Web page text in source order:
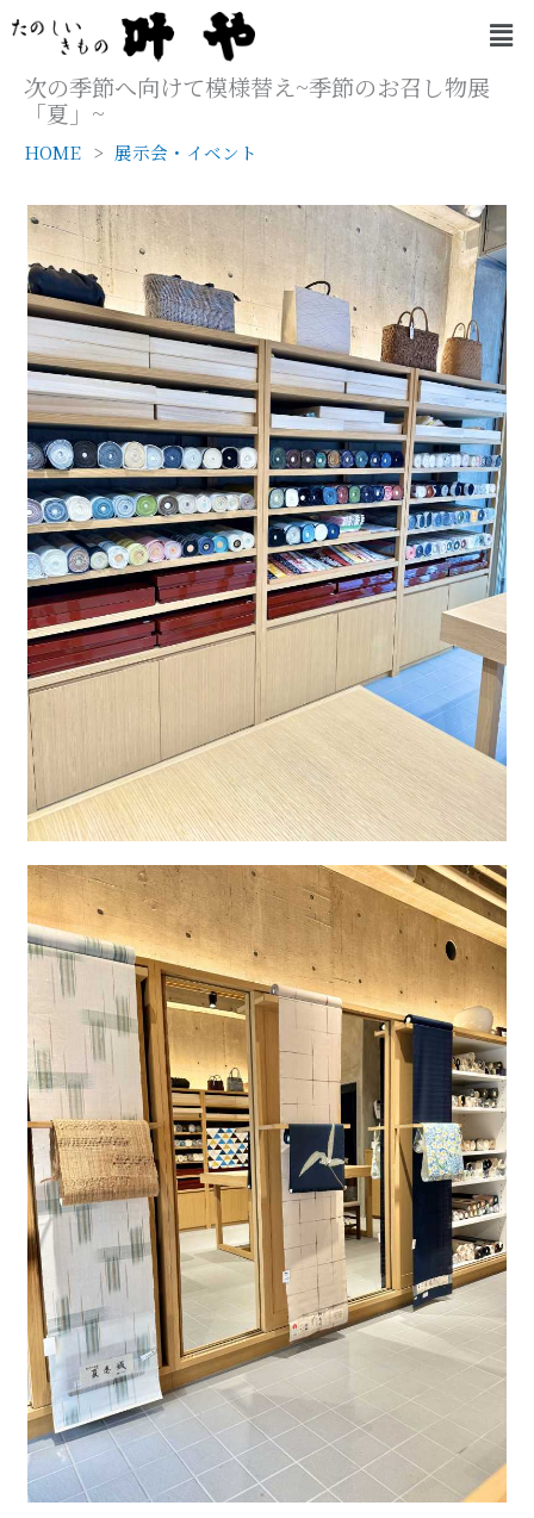
容
メ
ニ
ュ
ー
次の季節へ向けて模様替え~季節のお召し物展
「夏」~
HOME 展示会・イベント